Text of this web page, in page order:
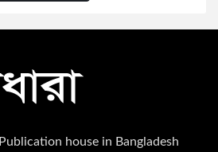
house in Bangladesh